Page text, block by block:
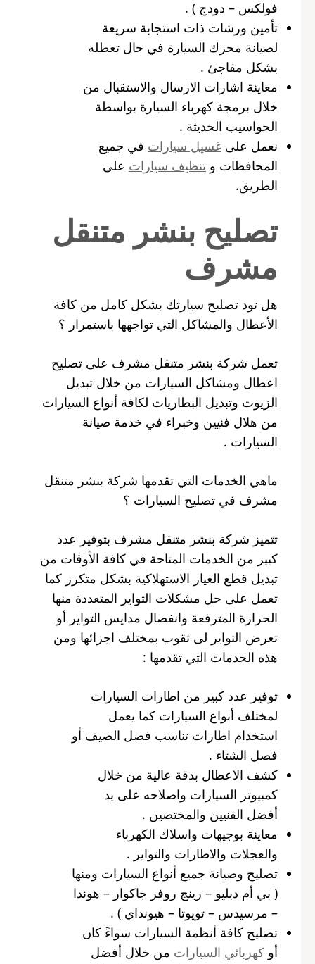
فولكس – دودج ) .
تأمين ورشات ذات استجابة سريعة
لصيانة محرك السيارة في حال تعطله
بشكل مفاجئ .
معاينة اشارات الارسال والاستقبال من
خلال برمجة كهرباء السيارة بواسطة
الحواسيب الحديثة .
نعمل على غسيل سيارات في جميع
المحافظات و تنظيف سيارات على
الطريق.
تصليح بنشر متنقل
مشرف
هل تود تصليح سيارتك بشكل كامل من كافة
الأعطال والمشاكل التي تواجهها باستمرار ؟
تعمل شركة بنشر متنقل مشرف على تصليح
اعطال ومشاكل السيارات من خلال تبديل
الزيوت وتبديل البطاريات لكافة أنواع السيارات
من هلال فنيين وخبراء في خدمة صيانة
السيارات .
ماهي الخدمات التي تقدمها شركة بنشر متنقل
مشرف في تصليح السيارات ؟
تتميز شركة بنشر متنقل مشرف بتوفير عدد
كبير من الخدمات المتاحة في كافة الأوقات من
تبديل قطع الغيار الاستهلاكية بشكل متكرر كما
تعمل على حل مشكلات التواير المتعددة منها
الحرارة المترفعة وانفصال مدايس التواير أو
تعرض التواير لى ثقوب بمختلف اجزائها ومن
هذه الخدمات التي تقدمها :
توفير عدد كبير من اطارات السيارات
لمختلف أنواع السيارات كما يعمل
استخدام اطارات تناسب فصل الصيف أو
فصل الشتاء .
كشف الاعطال بدقة عالية من خلال
كمبيوتر السيارات واصلاحه على يد
أفضل الفنيين والمختصين .
معاينة بوجيهات واسلاك الكهرباء
والعجلات والاطارات والتواير .
تصليح وصيانة جميع أنواع السيارات ومنها
( بي أم دبليو – رينج روفر جاكوار – هوندا
– مرسيدس – تويوتا – هيونداي ) .
تصليح كافة أنظمة السيارات سواءً كان
أو كهربائي السيارات من خلال أفضل